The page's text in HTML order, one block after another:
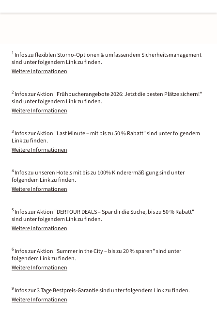
1 Infos zu flexiblen Storno-Optionen & umfassendem Sicherheitsmanagement
sind unter folgendem Link zu finden.
Weitere Informationen
2 Infos zur Aktion "Frühbucherangebote 2026: Jetzt die besten Plätze sichern!"
sind unter folgendem Link zu finden.
Weitere Informationen
3 Infos zur Aktion "Last Minute – mit bis zu 50 % Rabatt" sind unter folgendem
Link zu finden.
Weitere Informationen
4 Infos zu unseren Hotels mit bis zu 100% Kinderermäßigung sind unter
folgendem Link zu finden.
Weitere Informationen
5 Infos zur Aktion "DERTOUR DEALS – Spar dir die Suche, bis zu 50 % Rabatt"
sind unter folgendem Link zu finden.
Weitere Informationen
6 Infos zur Aktion "Summer in the City – bis zu 20 % sparen" sind unter
folgendem Link zu finden.
Weitere Informationen
9 Infos zur 3 Tage Bestpreis-Garantie sind unter folgendem Link zu finden.
Weitere Informationen